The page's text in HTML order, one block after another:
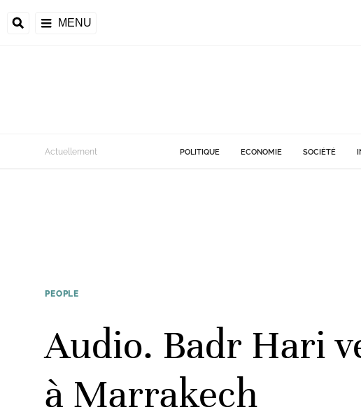
MENU
Actuellement POLITIQUE ECONOMIE SOCIÉTÉ
PEOPLE
Audio. Badr Hari
à Marrakech